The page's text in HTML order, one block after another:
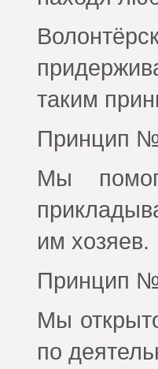
таким
Принцип
Мы
им хозяев.
Принцип
Мы
по